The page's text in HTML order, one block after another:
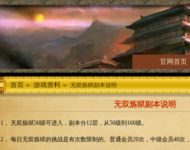
官网首页
首页 » 游戏资料 » 无双炼狱副本说明
无双炼狱副本说明
1， 无双炼狱50级可进入，副本分12层，从50级到 160级。
2， 每日无双炼狱的挑战是有次数限制的。普通会员20次，中级会员40次，